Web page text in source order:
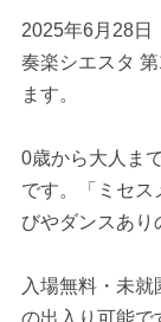
2025年6月28日
奏楽シエスタ
ます。
0歳から大人ま
です。「ミセス
びやダンスあり
入場無料・未
の出入り可能で